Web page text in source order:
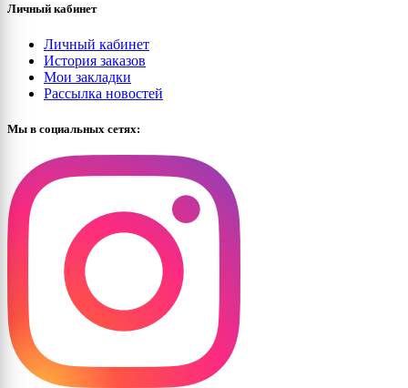
Личный кабинет
Личный кабинет
История заказов
Мои закладки
Рассылка новостей
Мы в социальных сетях: